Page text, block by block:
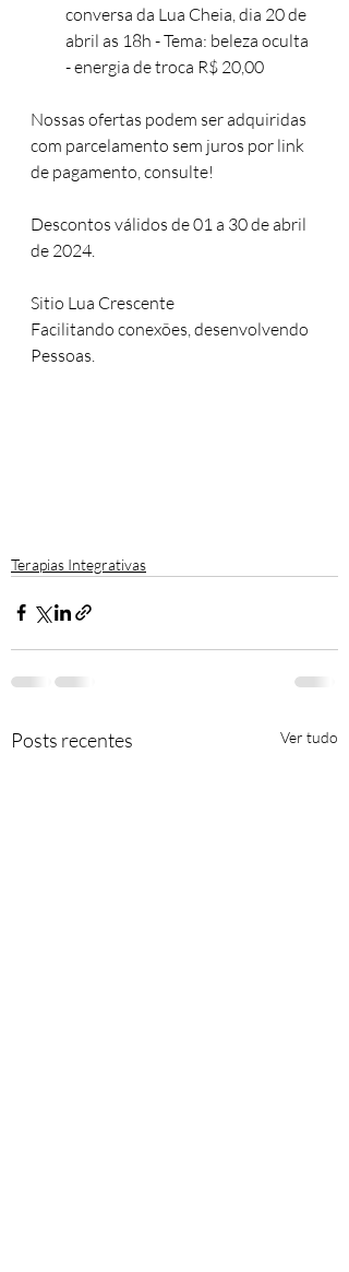
conversa da Lua Cheia, dia 20 de
abril as 18h - Tema: beleza oculta
- energia de troca R$ 20,00
Nossas ofertas podem ser adquiridas
com parcelamento sem juros por link
de pagamento, consulte!
Descontos válidos de 01 a 30 de abril
de 2024.
Sitio Lua Crescente
Facilitando conexões, desenvolvendo
Pessoas.
Terapias Integrativas
Posts recentes Ver tudo